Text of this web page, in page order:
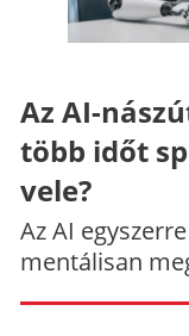
Az AI-
több időt
vele?
Az AI
mentálisan